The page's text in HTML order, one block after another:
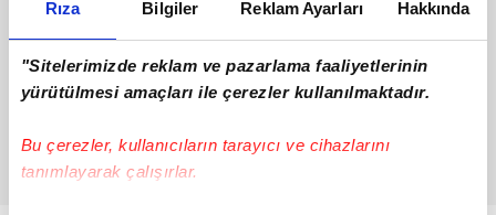
Rıza Bilgiler Reklam Ayarları Hakkında
"Sitelerimizde reklam ve pazarlama faaliyetlerinin
yürütülmesi amaçları ile çerezler kullanılmaktadır.
Bu çerezler, kullanıcıların tarayıcı ve cihazlarını
tanımlayarak çalışırlar.